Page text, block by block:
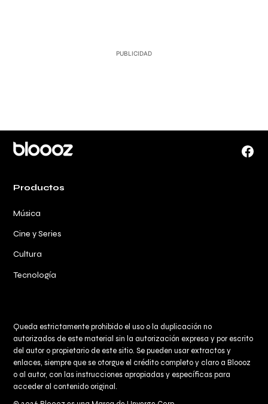
Productos
Música
Cine y Series
Cultura
Tecnología
Queda estrictamente prohibido el uso o la duplicación no
autorizados de este material sin la autorización expresa y por escrito
del autor o propietario de este sitio. Se pueden usar extractos y
enlaces, siempre que se otorgue el crédito completo y claro aBloooz
o al autor, con las instrucciones apropiadas y específicas para
acceder al contenido original.